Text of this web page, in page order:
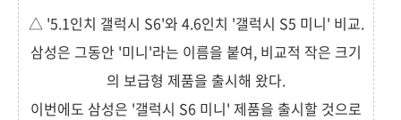
△ '5.1인치 갤럭시 S6'와 4.6인치 '갤럭시 S5 미니' 비교.
삼성은 그동안 '미니'라는 이름을 붙여, 비교적 작은 크기
의 보급형 제품을 출시해 왔다.
이번에도 삼성은 '갤럭시 S6 미니' 제품을 출시할 것으로